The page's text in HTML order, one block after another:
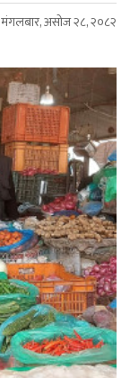
मंगलबार, असोज २८, २०८२